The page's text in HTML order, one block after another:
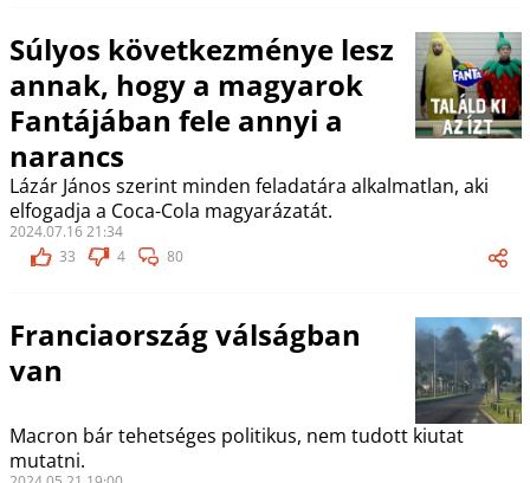
Súlyos következménye lesz
annak, hogy a magyarok
Fantájában fele annyi a
narancs
Lázár János szerint minden feladatára alkalmatlan, aki
elfogadja a Coca-Cola magyarázatát.
2024.07.16 21:34
33
4 80
Franciaország válságban
van
Macron bár tehetséges politikus, nem tudott kiutat
mutatni.